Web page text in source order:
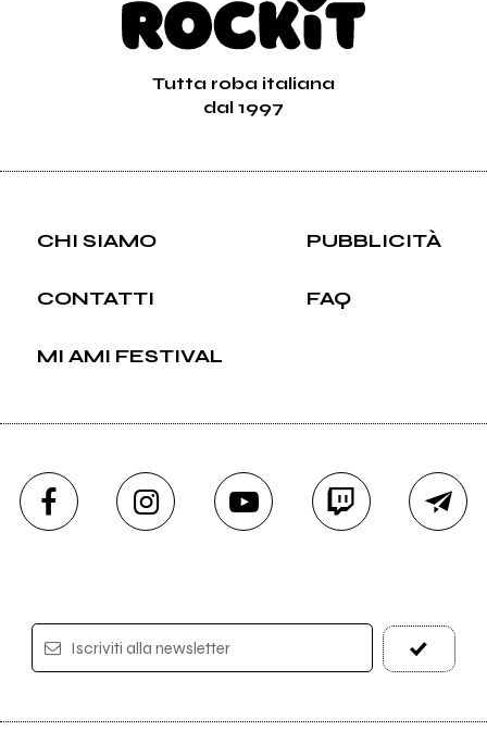
Tutta roba italiana
dal 1997
CHI SIAMO PUBBLICITÀ
CONTATTI FAQ
MI AMI FESTIVAL
Iscriviti alla newsletter